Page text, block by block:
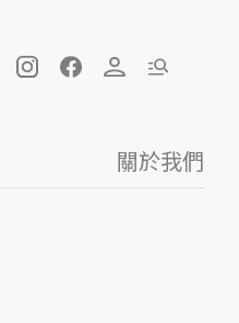
關於我們